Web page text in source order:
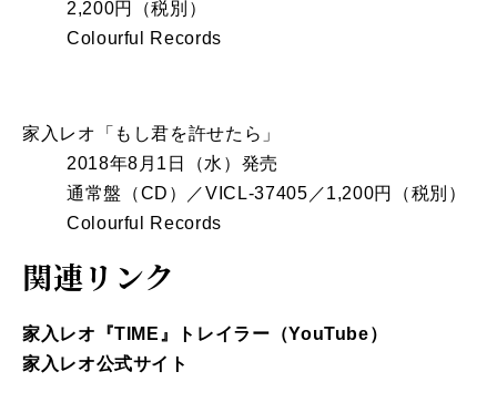
2,200円（税別）
Colourful Records
家入レオ「もし君を許せたら」
2018年8月1日（水）発売
通常盤（CD）／VICL-37405／1,200円（税別）
Colourful Records
関連リンク
家入レオ『TIME』トレイラー（YouTube）
家入レオ公式サイト